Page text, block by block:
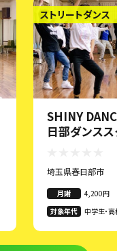
ストリートダンス
SHINY
日部ダンス
埼玉県春日部市
月謝
4,200円
対象年代
中学生・